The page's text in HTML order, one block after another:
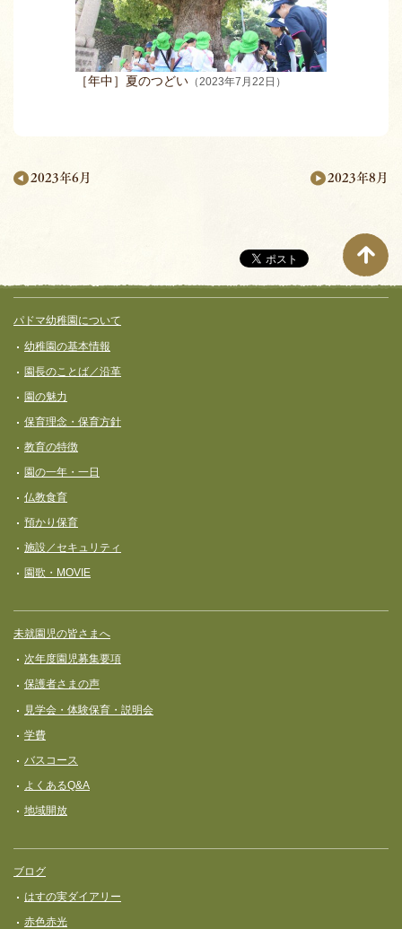
［年中］夏のつどい （2023年7月22日）
ペ
ー
ジ
ナ
ビ
ゲ
ー
シ
ョ
ン
2023年6月 2023年8月
フッターコンテンツ
パドマ幼稚園について
幼稚園の基本情報
園長のことば／沿革
園の魅力
保育理念・保育⽅針
教育の特徴
園の一年・一日
仏教食育
預かり保育
施設／セキュリティ
園歌・MOVIE
未就園児の皆さまへ
次年度園児募集要項
保護者さまの声
見学会・体験保育・説明会
学費
バスコース
よくあるQ&A
地域開放
ブログ
はすの実ダイアリー
赤色赤光